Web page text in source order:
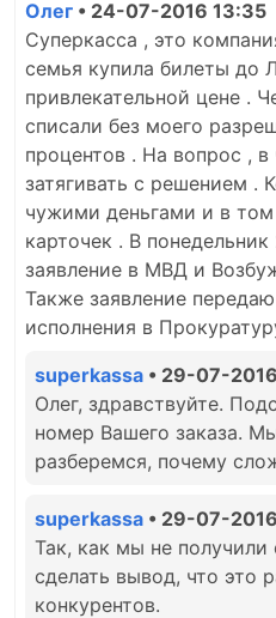
Олег • 24-07-2016 13:35
Суперкасса , это
семья купила билеты до
привлекательной цене .
списали без моего
процентов . На вопрос ,
затягивать с решением .
чужими деньгами и в
карточек . В
заявление в МВД и
Также заявление
исполнения в
superkassa • 29-07-
Олег, здравствуйте.
номер Вашего заказа.
разберемся, почему
superkassa • 29-07-
Так, как мы не
сделать вывод, что это
конкурентов.